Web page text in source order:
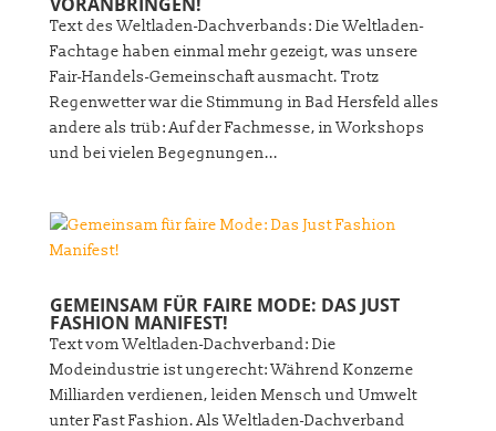
Text des Weltladen-Dachverbands: Die Weltladen-
Fachtage haben einmal mehr gezeigt, was unsere
Fair-Handels-Gemeinschaft ausmacht. Trotz
Regenwetter war die Stimmung in Bad Hersfeld alles
andere als trüb: Auf der Fachmesse, in Workshops
und bei vielen Begegnungen...
GEMEINSAM FÜR FAIRE MODE: DAS JUST
FASHION MANIFEST!
Text vom Weltladen-Dachverband: Die
Modeindustrie ist ungerecht: Während Konzerne
Milliarden verdienen, leiden Mensch und Umwelt
unter Fast Fashion. Als Weltladen-Dachverband